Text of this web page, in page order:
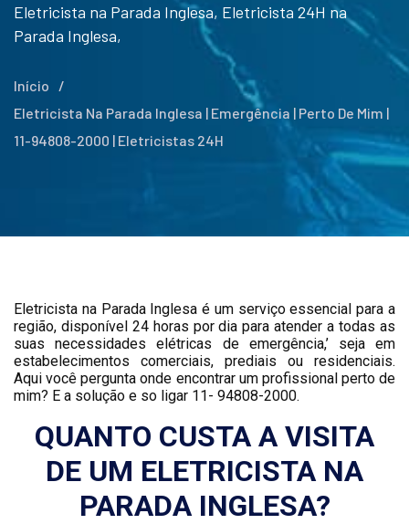
Eletricista na Parada Inglesa, Eletricista 24H na
Parada Inglesa,
Início
/
Eletricista Na Parada Inglesa | Emergência | Perto De Mim |
11-94808-2000 | Eletricistas 24H
Eletricista na Parada Inglesa é um serviço essencial para a
região, disponível 24 horas por dia para atender a todas as
suas necessidades elétricas de emergência,’ seja em
estabelecimentos comerciais, prediais ou residenciais.
Aqui você pergunta onde encontrar um profissional perto de
mim? E a solução e so ligar 11- 94808-2000.
QUANTO CUSTA A VISITA
DE UM ELETRICISTA NA
PARADA INGLESA?